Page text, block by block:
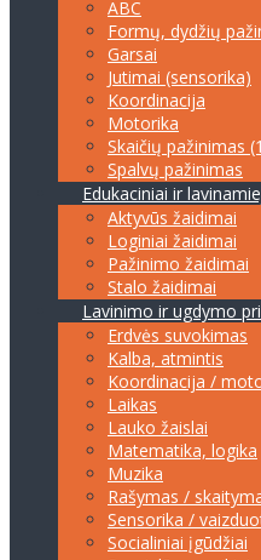
ABC
Formų, dydžių
Garsai
Jutimai (sensorika)
Koordinacija
Motorika
Skaičių pažinimas
Spalvų pažinimas
Edukaciniai ir
Aktyvūs žaidimai
Loginiai žaidimai
Pažinimo žaidimai
Stalo žaidimai
Lavinimo ir ugdymo
Erdvės suvokimas
Kalba, atmintis
Koordinacija /
Laikas
Lauko žaislai
Matematika, logika
Muzika
Rašymas /
Sensorika /
Socialiniai įgūdžiai